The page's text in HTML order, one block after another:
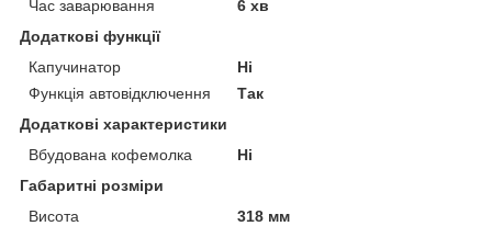
Час заварювання
6 хв
Додаткові функції
Капучинатор
Ні
Функція автовідключення
Так
Додаткові характеристики
Вбудована кофемолка
Ні
Габаритні розміри
Висота
318 мм